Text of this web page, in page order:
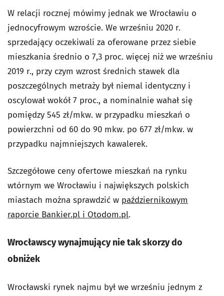
W relacji rocznej mówimy jednak we Wrocławiu o
jednocyfrowym wzroście. We wrześniu 2020 r.
sprzedający oczekiwali za oferowane przez siebie
mieszkania średnio o 7,3 proc. więcej niż we wrześniu
2019 r., przy czym wzrost średnich stawek dla
poszczególnych metraży był niemal identyczny i
oscylował wokół 7 proc., a nominalnie wahał się
pomiędzy 545 zł/mkw. w przypadku mieszkań o
powierzchni od 60 do 90 mkw. po 677 zł/mkw. w
przypadku najmniejszych kawalerek.
Szczegółowe ceny ofertowe mieszkań na rynku
wtórnym we Wrocławiu i największych polskich
miastach można sprawdzić w październikowym
raporcie Bankier.pl i Otodom.pl.
Wrocławscy wynajmujący nie tak skorzy do
obniżek
Wrocławski rynek najmu był we wrześniu jednym z